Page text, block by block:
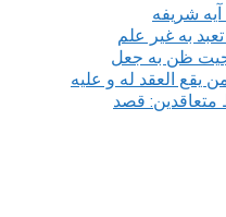
شریفه
به غیر علم
ظن به جعل
یقع العقد له و علیه
قصد